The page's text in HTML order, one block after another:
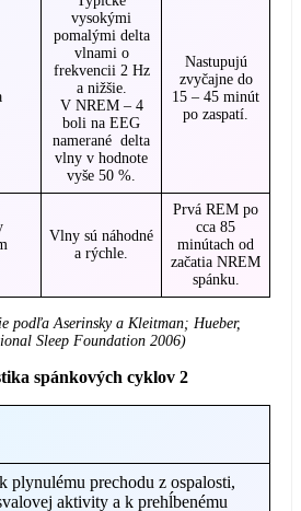
vysokými
pomalými delta
vlnami o
frekvencii 2 Hz
a nižšie.
V NREM – 4
boli na EEG
namerané delta
vlny v hodnote
vyše 50 %.
Nastupujú
zvyčajne do
15 – 45 minút
po zaspatí.
Vlny sú náhodné
a rýchle.
Prvá REM po
cca 85
minútach od
začatia NREM
spánku.
podľa Aserinsky a Kleitman; Hueber,
Sleep Foundation 2006)
spánkových cyklov 2
plynulému prechodu z ospalosti,
aktivity a k prehĺbenému